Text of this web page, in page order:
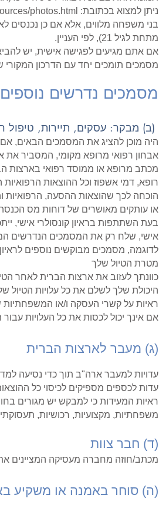
ניתן למצוא בכתובת: photos.html.
בני משפחה מלווים, אלא אם כן נכנסים
מתחת לגיל 21), לפי העניין.
אם אתם מגיעים לפגישה אישית, יש
מסמכים תומכים יחד עם הדרכון המקורי
מסמכים נדרשים
(ב) מבקר: עסקים, תיירות, טיפול
היה מוכן להציג את המסמכים הבאים, אם
אבחון רפואי מרופא מקומי, המסביר את
מכתב מרופא או ממוסד רפואי בארצות
רופא, דמי אשפוז וכל ההוצאות הרפואיות
הוכחה לכך שהוצאות ההסעה, הרפואיות
או עותקים מאושרים של דוחות מס
בעת השתתפות בראיון קונסולרי אישי,
אישי, שלח רק את המסמכים הנדרשים
לדוגמה, מסמכים מבוקשים נוספים לראיון
מטרת הטיול שלך
כוונתך לעזוב את ארצות הברית לאחר
היכולת שלך לשלם את כל עלויות הטיול
ראיות על קשרי העסקה ו/או המשפחתיות
אם אינך יכול לכסות את כל העלויות
(ג) מעבר לארצות הברית
עדויות למעבר ארה"ב תוך כדי נסיעה
עדות לכספים מספיקים לכיסוי כל
ראיות המעידות כי למבקש יש מגורים
משפחתיות, מקצועיות, רכושיות,
(ד) חבר צוות
מכתב/חוזה מחברה מעסיקה המציינים
(ה) סוחר באמנה או משקיע